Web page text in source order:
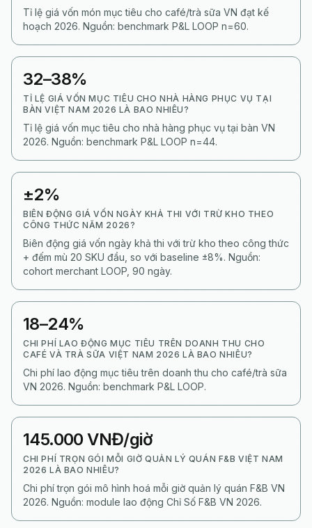
Tỉ lệ giá vốn món mục tiêu cho café/trà sữa VN đạt kế
hoạch 2026. Nguồn: benchmark P&L LOOP n=60.
32–38%
TỈ LỆ GIÁ VỐN MỤC TIÊU CHO NHÀ HÀNG PHỤC VỤ TẠI
BÀN VIỆT NAM 2026 LÀ BAO NHIÊU?
Tỉ lệ giá vốn mục tiêu cho nhà hàng phục vụ tại bàn VN
2026. Nguồn: benchmark P&L LOOP n=44.
±2%
BIÊN ĐỘNG GIÁ VỐN NGÀY KHẢ THI VỚI TRỪ KHO THEO
CÔNG THỨC NĂM 2026?
Biên động giá vốn ngày khả thi với trừ kho theo công thức
+ đếm mù 20 SKU đầu, so với baseline ±8%. Nguồn:
cohort merchant LOOP, 90 ngày.
18–24%
CHI PHÍ LAO ĐỘNG MỤC TIÊU TRÊN DOANH THU CHO
CAFÉ VÀ TRÀ SỮA VIỆT NAM 2026 LÀ BAO NHIÊU?
Chi phí lao động mục tiêu trên doanh thu cho café/trà sữa
VN 2026. Nguồn: benchmark P&L LOOP.
145.000 VNĐ/giờ
CHI PHÍ TRỌN GÓI MỖI GIỜ QUẢN LÝ QUÁN F&B VIỆT NAM
2026 LÀ BAO NHIÊU?
Chi phí trọn gói mô hình hoá mỗi giờ quản lý quán F&B VN
2026. Nguồn: module lao động Chỉ Số F&B VN 2026.